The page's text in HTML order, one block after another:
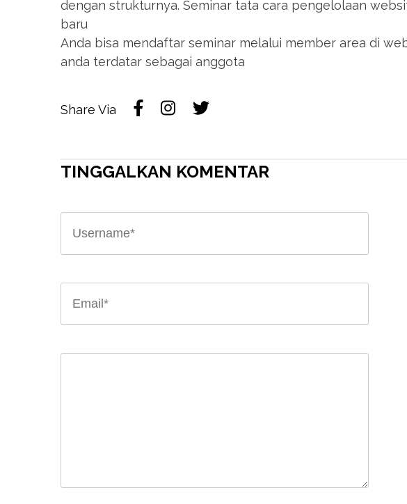
dengan strukturnya. Seminar tata cara pengelolaan
baru
Anda bisa mendaftar seminar melalui member area di
anda terdatar sebagai anggota
Share Via
TINGGALKAN KOMENTAR